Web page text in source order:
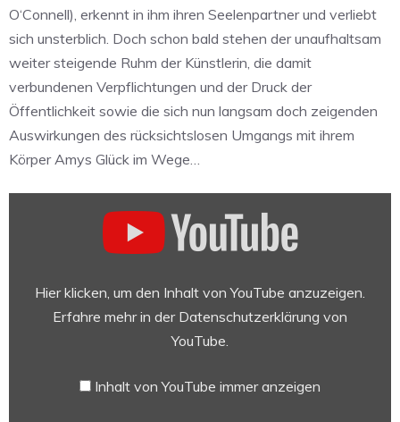
O‘Connell), erkennt in ihm ihren Seelenpartner und verliebt
sich unsterblich. Doch schon bald stehen der unaufhaltsam
weiter steigende Ruhm der Künstlerin, die damit
verbundenen Verpflichtungen und der Druck der
Öffentlichkeit sowie die sich nun langsam doch zeigenden
Auswirkungen des rücksichtslosen Umgangs mit ihrem
Körper Amys Glück im Wege…
TrailerHier klicken, um den Inhalt von YouTube anzuzeigen.
Erfahre mehr in der Datenschutzerklärung von
YouTube
Inhalt von YouTube immer anzeigen